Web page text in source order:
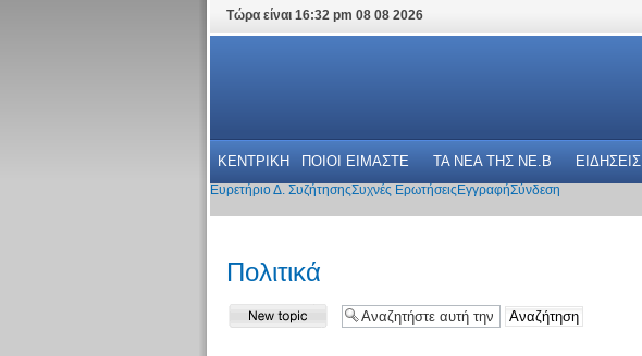
Τώρα είναι 16:32 pm 08 08 2026
ΚΕΝΤΡΙΚΗ ΠΟΙΟΙ ΕΙΜΑΣΤΕ ΤΑ ΝΕΑ THΣ NE.B ΕΙΔΗΣΕΙΣ
Ευρετήριο Δ. ΣυζήτησηςΣυχνές Ερωτήσεις ΕγγραφήΣύνδεση
Πολιτικά